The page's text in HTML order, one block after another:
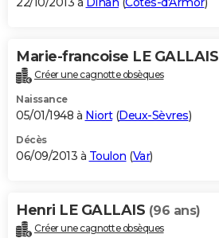
Marie-francoise LE GALLAIS
Créer une cagnotte obsèques
Naissance
05/01/1948 à Niort(Deux-Sèvres)
Décès
06/09/2013 à Toulon (Var)
Henri LE GALLAIS (96 ans)
Créer une cagnotte obsèques